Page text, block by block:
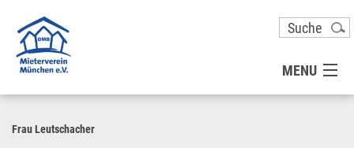
MENU
Frau Leutschacher